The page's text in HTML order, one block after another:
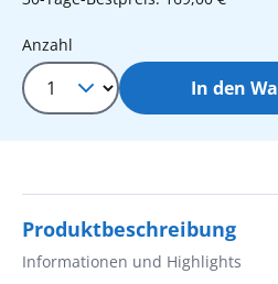
Produkt Anzahl:
Anzahl
In den
Produktbeschreibung
Informationen und Highlights